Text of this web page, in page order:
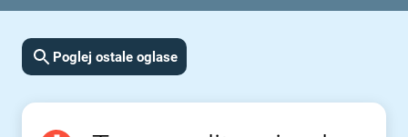
Poglej ostale oglase